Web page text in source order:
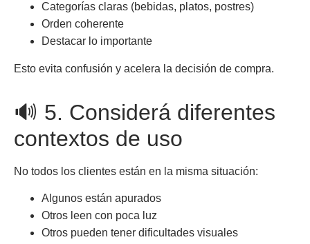
Categorías claras (bebidas, platos, postres)
Orden coherente
Destacar lo importante
Esto evita confusión y acelera la decisión de compra.
🔊 5. Considerá diferentes
contextos de uso
No todos los clientes están en la misma situación:
Algunos están apurados
Otros leen con poca luz
Otros pueden tener dificultades visuales